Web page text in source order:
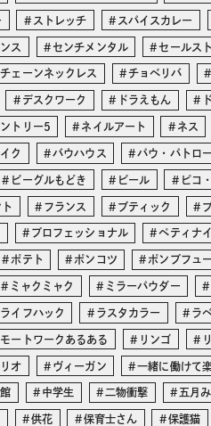
ストレッチ スパイスカレー
ス センチメンタル セールス
チェーンネックレス チョベリバ
デスクワーク ドラえもん
トリー5 ネイルアート ネス
ク バウハウス パウ・パトロ
ビーグルもどき ビール ピコ
フランス ブティック
プロフェッショナル ペティナ
ポテト ポンコツ ポンプフュ
ミャクミャク ミラーパウダー
ライフハック ラスタカラー ラ
モートワークあるある リンゴ
オ ヴィーガン 一緒に働けて
中学生 二物衝撃 五月
供花 保育士さん 保護猫